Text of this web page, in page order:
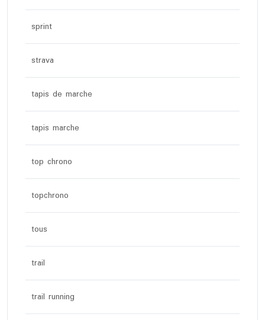
sprint
strava
tapis de marche
tapis marche
top chrono
topchrono
tous
trail
trail running